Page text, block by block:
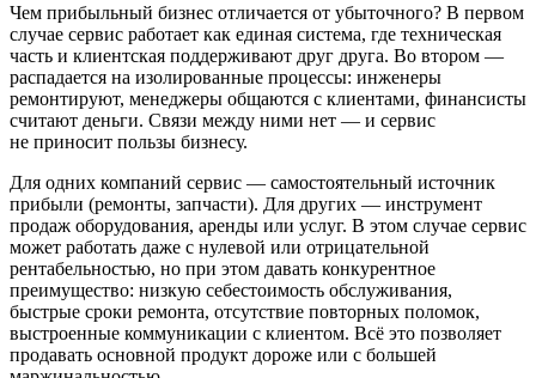
Чем прибыльный бизнес отличается от убыточного? В первом
случае сервис работает как единая система, где техническая
часть и клиентская поддерживают друг друга. Во втором —
распадается на изолированные процессы: инженеры
ремонтируют, менеджеры общаются с клиентами, финансисты
считают деньги. Связи между ними нет — и сервис
не приносит пользы бизнесу.
Для одних компаний сервис — самостоятельный источник
прибыли (ремонты, запчасти). Для других — инструмент
продаж оборудования, аренды или услуг. В этом случае сервис
может работать даже с нулевой или отрицательной
рентабельностью, но при этом давать конкурентное
преимущество: низкую себестоимость обслуживания,
быстрые сроки ремонта, отсутствие повторных поломок,
выстроенные коммуникации с клиентом. Всё это позволяет
продавать основной продукт дороже или с большей